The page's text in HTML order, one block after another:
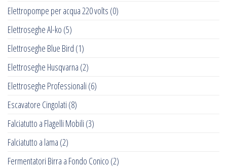
Elettropompe per acqua 220 volts (0)
Elettroseghe Al-ko (5)
Elettroseghe Blue Bird (1)
Elettroseghe Husqvarna (2)
Elettroseghe Professionali (6)
Escavatore Cingolati (8)
Falciatutto a Flagelli Mobili (3)
Falciatutto a lama (2)
Fermentatori Birra a Fondo Conico (2)